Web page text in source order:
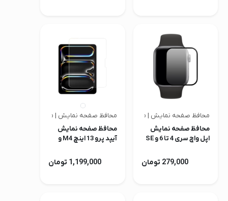
محافظ صفحه نمایش | متفرقه
محافظ صفحه نمایش
اپل واچ سری 4 تا 6 و SE
279,000 تومان
محافظ صفحه نمایش | متفرقه
محافظ صفحه نمایش
آیپد پرو 13 اینچ M4 و
1,199,000 تومان